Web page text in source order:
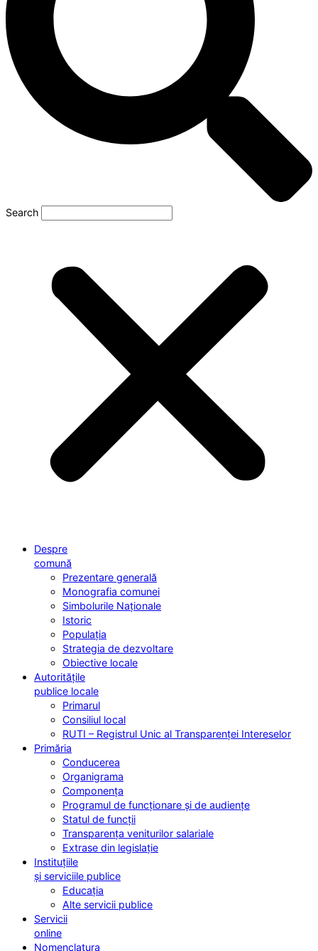
Search
Despre
comună
Prezentare generală
Monografia comunei
Simbolurile Naționale
Istoric
Populația
Strategia de dezvoltare
Obiective locale
Autoritățile
publice locale
Primarul
Consiliul local
RUTI – Registrul Unic al Transparenței Intereselor
Primăria
Conducerea
Organigrama
Componența
Programul de funcționare și de audiențe
Statul de funcții
Transparența veniturilor salariale
Extrase din legislație
Instituțiile
și serviciile publice
Educația
Alte servicii publice
Servicii
online
Nomenclatura